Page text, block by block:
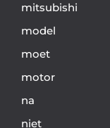
mitsubishi
model
moet
motor
na
niet